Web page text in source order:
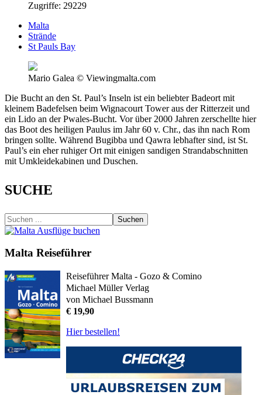
Zugriffe: 29229
Malta
Strände
St Pauls Bay
Mario Galea © Viewingmalta.com
Die Bucht an den St. Paul’s Inseln ist ein beliebter Badeort mit
kleinem Badefelsen beim Wignacourt Tower aus der Ritterzeit und
ein Lido an der Pwales-Bucht. Vor über 2000 Jahren zerschellte hier
das Boot des heiligen Paulus im Jahr 60 v. Chr., das ihn nach Rom
bringen sollte. Während Bugibba und Qawra lebhafter sind, ist St.
Paul’s ein eher ruhiger Ort mit einigen sandigen Strandabschnitten
mit Umkleidekabinen und Duschen.
SUCHE
Suchen
Malta Reiseführer
Reiseführer Malta - Gozo & Comino
Michael Müller Verlag
von Michael Bussmann
€ 19,90
Hier bestellen!